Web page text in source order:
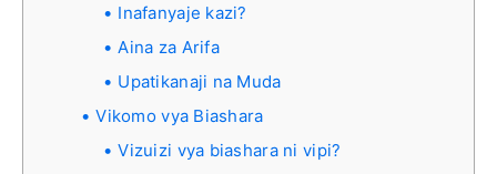
Inafanyaje kazi?
Aina za Arifa
Upatikanaji na Muda
Vikomo vya Biashara
Vizuizi vya biashara ni vipi?